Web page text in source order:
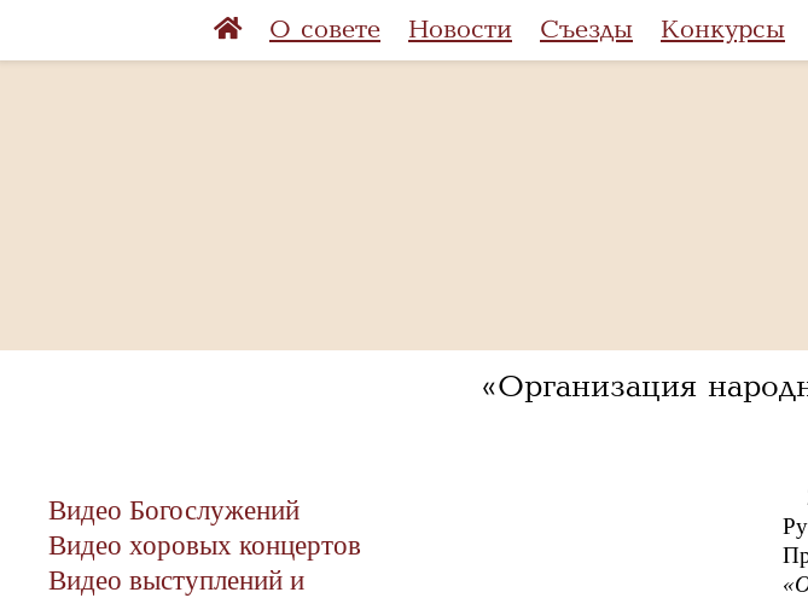
О совете Новости Съезды Конкурсы
«Организация
Видео Богослужений
Видео хоровых концертов
Видео выступлений и